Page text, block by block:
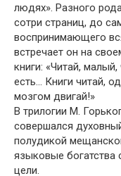
людях». Разного
сотри страниц, до
воспринимающего
встречает он на
книги: «Читай,
есть… Книги читай,
мозгом двигай!»
В трилогии М.
совершался
полудикой
языковые богатства
цели.